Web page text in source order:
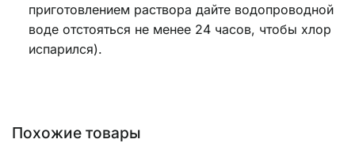
приготовлением раствора дайте водопроводной
воде отстояться не менее 24 часов, чтобы хлор
испарился).
Похожие товары